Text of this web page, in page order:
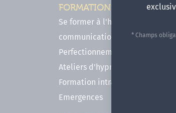
* Champs
FORMATIONS
Se former à l'hypnose, l'IMO & la
communication
Perfectionnements en Hypnose
Ateliers d'hypnose en ligne
Formation intra-établissement
Emergences